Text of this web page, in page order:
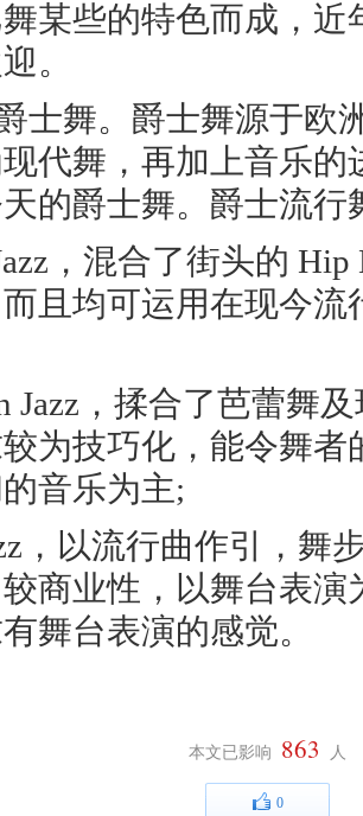
某些的特色而成，
。
舞。爵士舞源于欧
代舞，再加上音乐
的爵士舞。爵士流行
，混合了街头的 Hip
且均可运用在现今
，揉合了芭蕾舞及
为技巧化，能令舞者
音乐为主;
以流行曲作引，舞
商业性，以舞台表演
舞台表演的感觉。
本文已影响 863 人
0